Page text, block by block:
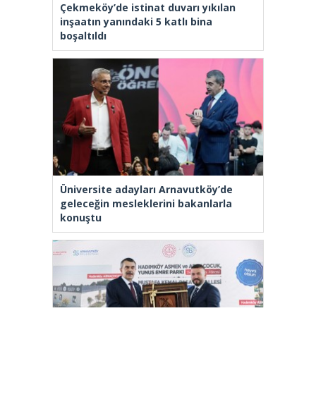
Çekmeköy’de istinat duvarı yıkılan
inşaatın yanındaki 5 katlı bina
boşaltıldı
Üniversite adayları Arnavutköy’de
geleceğin mesleklerini bakanlarla
konuştu